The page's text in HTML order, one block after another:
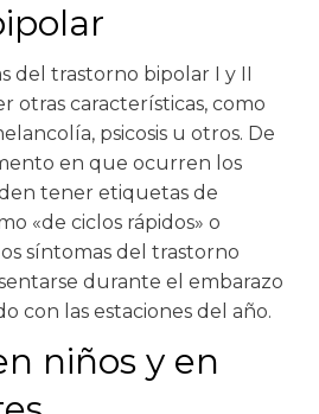
del trastorno bipolar I y II
otras características, como
psicosis u otros. De
en que ocurren los
tener etiquetas de
«de ciclos rápidos» o
síntomas del trastorno
durante el embarazo
con las estaciones del año.
niños y en